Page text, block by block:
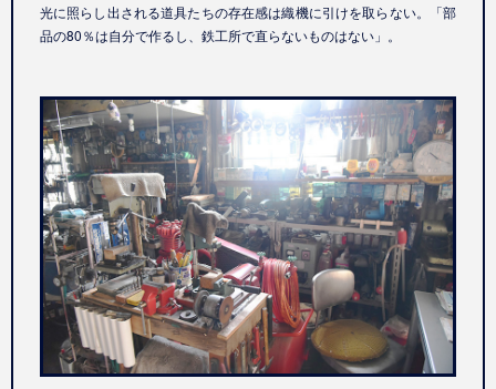
光に照らし出される道具たちの存在感は織機に引けを取らない。「部
品の80％は自分で作るし、鉄工所で直らないものはない」。